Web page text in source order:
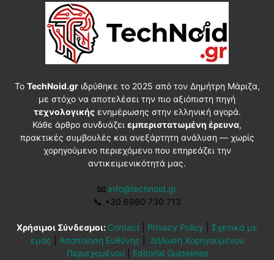
Το TechNoid.grιδρύθηκε το 2025 από τον Δημήτρη Μάριζα,
με στόχο να αποτελέσει την πιο αξιόπιστη πηγή
τεχνολογικήςενημέρωσης στην ελληνική αγορά.
Κάθε άρθρο συνδυάζει εμπεριστατωμένη έρευνα,
πρακτικές συμβουλές και ανεξάρτητη ανάλυση — χωρίς
χορηγούμενο περιεχόμενο που επηρεάζει την
αντικειμενικότητά μας.
📧 info@technoid.gr
📞 +30 6980 730 713
Χρήσιμοι Σύνδεσμοι: Contact Privacy Policy
Σχετικά με
εμάς
Αποποίηση Ευθύνης
Δήλωση Χορηγούμενου
Περιεχομένου
Editorial Guidelines